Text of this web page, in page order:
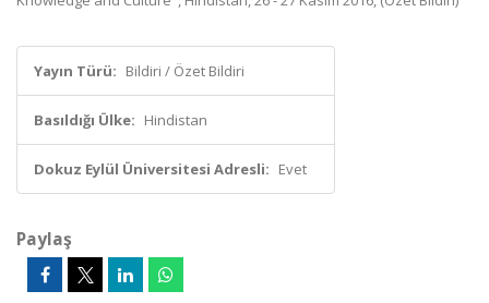
Yayın Türü: Bildiri / Özet Bildiri
Basıldığı Ülke: Hindistan
Dokuz Eylül Üniversitesi Adresli: Evet
Paylaş